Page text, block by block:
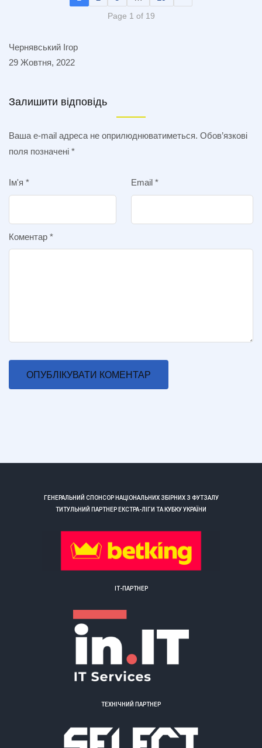
Page 1 of 19
Чернявський Ігор
29 Жовтня, 2022
Залишити відповідь
Ваша e-mail адреса не оприлюднюватиметься. Обов’язкові
поля позначені *
Ім'я * Email *
Коментар *
ГЕНЕРАЛЬНИЙ СПОНСОР НАЦІОНАЛЬНИХ ЗБІРНИХ З ФУТЗАЛУ
ТИТУЛЬНИЙ ПАРТНЕР ЕКСТРА-ЛІГИ ТА КУБКУ УКРАЇНИ
ІТ-ПАРТНЕР
ТЕХНІЧНИЙ ПАРТНЕР